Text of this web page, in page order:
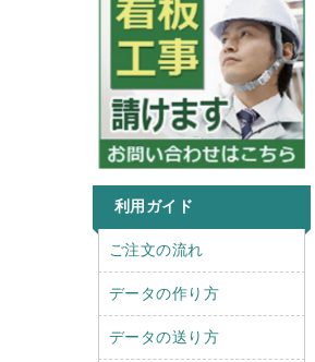
利用ガイド
r
ご注文の流れ
データの作り方
データの送り方